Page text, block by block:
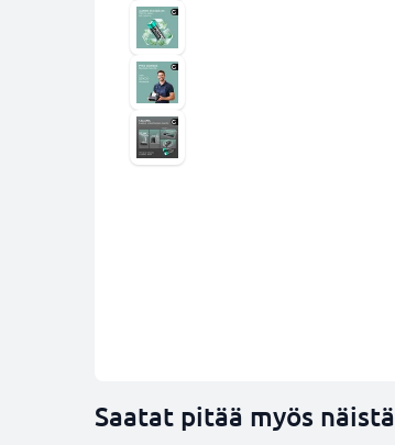
Saatat pitää myös näistä